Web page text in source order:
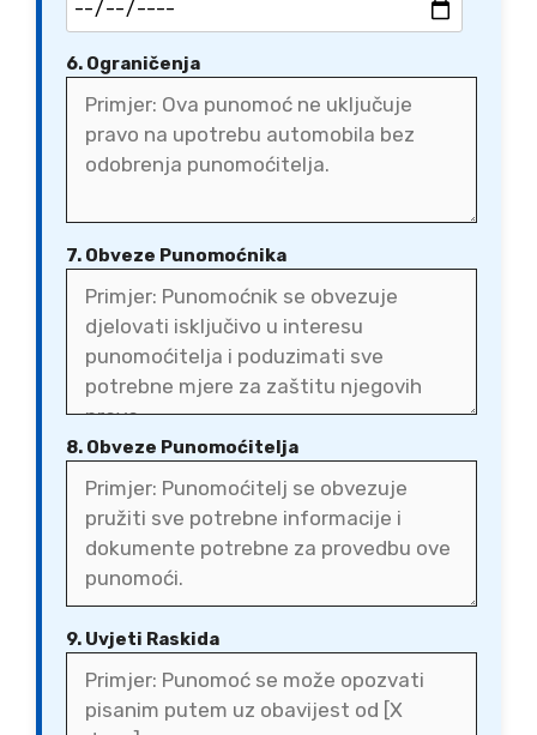
6. Ograničenja
7. Obveze Punomoćnika
8. Obveze Punomoćitelja
9. Uvjeti Raskida